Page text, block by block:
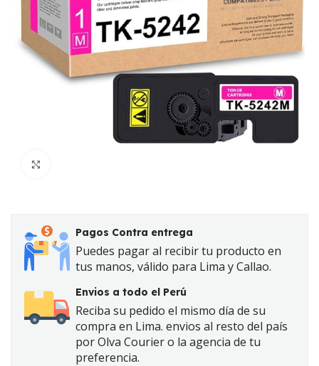
Pagos Contra entrega
Puedes pagar al recibir tu producto en
tus manos, válido para Lima y Callao.
Envios a todo el Perú
Reciba su pedido el mismo día de su
compra en Lima. envios al resto del país
por Olva Courier o la agencia de tu
preferencia.